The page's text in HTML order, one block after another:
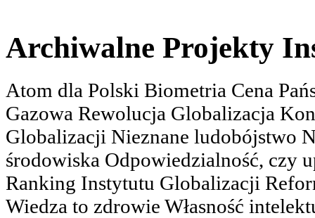
Archiwalne Projekty
Atom dla Polski Biometria Cena
Gazowa Rewolucja Globalizacja
Globalizacji Nieznane ludobójstwo
środowiska Odpowiedzialność, czy
Ranking Instytutu Globalizacji
Wiedza to zdrowie Własność